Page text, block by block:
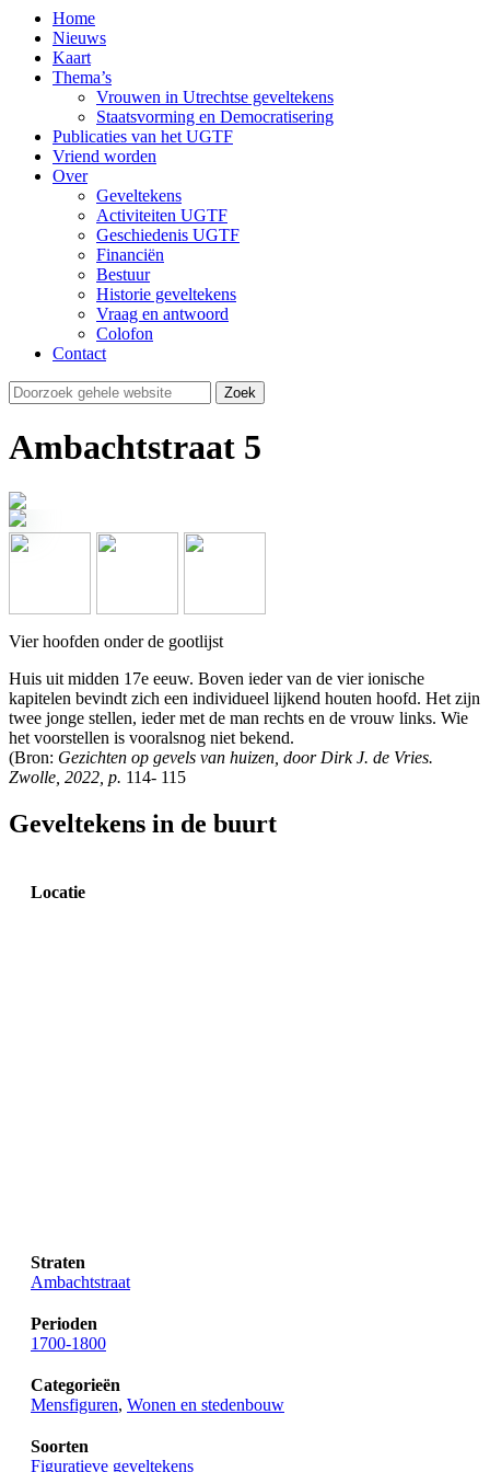
Home
Nieuws
Kaart
Thema’s
Vrouwen in Utrechtse geveltekens
Staatsvorming en Democratisering
Publicaties van het UGTF
Vriend worden
Over
Geveltekens
Activiteiten UGTF
Geschiedenis UGTF
Financiën
Bestuur
Historie geveltekens
Vraag en antwoord
Colofon
Contact
Ambachtstraat 5
Vier hoofden onder de gootlijst
Huis uit midden 17e eeuw. Boven ieder van de vier ionische
kapitelen bevindt zich een individueel lijkend houten hoofd. Het zijn
twee jonge stellen, ieder met de man rechts en de vrouw links. Wie
het voorstellen is vooralsnog niet bekend.
(Bron: Gezichten op gevels van huizen, door Dirk J. de Vries.
Zwolle, 2022, p. 114- 115
Geveltekens in de buurt
Locatie
Straten
Ambachtstraat
Perioden
1700-1800
Categorieën
Mensfiguren, Wonen en stedenbouw
Soorten
Figuratieve geveltekens